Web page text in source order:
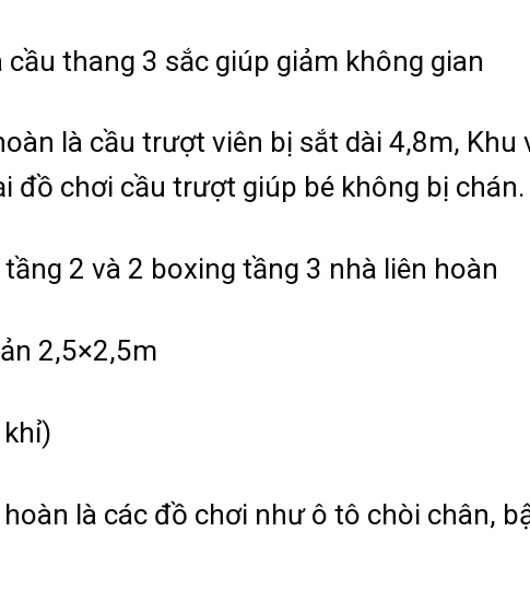
cầu thang 3 sắc giúp giảm không gian
là cầu trượt viên bị sắt dài 4,8m,
đồ chơi cầu trượt giúp bé không bị chán.
2 và 2 boxing tầng 3 nhà liên hoàn
2,5×2,5m
là các đồ chơi như ô tô chòi chân,